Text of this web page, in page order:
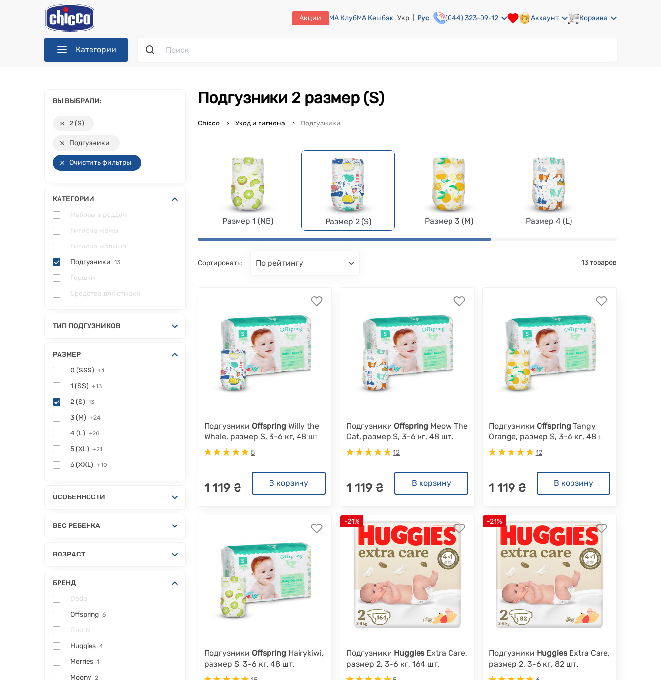
Акции МА КлубМА Кешбэк Укр Рус (044) 323-09-12 Аккаунт Корзина
Категории
ВЫ ВЫБРАЛИ:
2 (S)
Подгузники
Очистить фильтры
КАТЕГОРИИ
Наборы в роддом
Гигиена мамы
Гигиена малыша
Подгузники 13
Горшки
Средства для стирки
ТИП ПОДГУЗНИКОВ
РАЗМЕР
0 (SSS) +1
1 (SS) +13
2 (S) 13
3 (M) +24
4 (L) +28
5 (XL) +21
6 (XXL) +10
ОСОБЕННОСТИ
ВЕС РЕБЕНКА
ВОЗРАСТ
БРЕНД
Dada
Offspring 6
Goo.N
Huggies 4
Merries 1
Moony 2
Подгузники 2 размер (S)
Chicco Уход и гигиена Подгузники
Размер 1 (NB) Размер 2 (S) Размер 3 (M) Размер 4 (L)
Сортировать: по рейтингу 13 товаров
Подгузники Offspring Willy the
Whale, размер S, 3-6 кг, 48 шт.
5
1 119 ₴ В корзину
Подгузники Offspring Meow The
Cat, размер S, 3-6 кг, 48 шт.
12
1 119 ₴ В корзину
Подгузники Offspring Tangy
Orange, размер S, 3-6 кг, 48 шт.
12
1 119 ₴ В корзину
Подгузники Offspring Hairykiwi,
размер S, 3-6 кг, 48 шт.
-21%
Подгузники Huggies Extra Care,
размер 2, 3-6 кг, 164 шт.
-21%
Подгузники HuggiesExtra Care,
размер 2, 3-6 кг, 82 шт.